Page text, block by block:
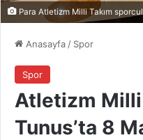
Para Atletizm Milli Takım
Anasayfa / Spor
Spor
Atletizm Milli
Tunus’ta 8